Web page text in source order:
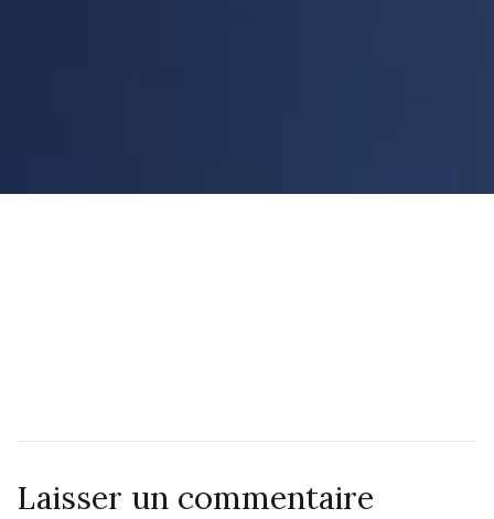
Laisser un commentaire